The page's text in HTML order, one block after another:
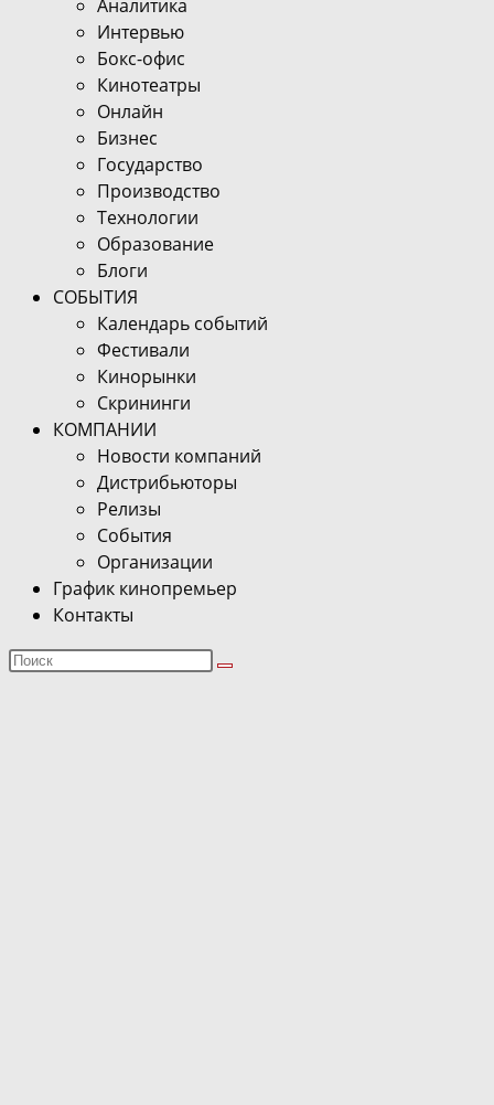
Аналитика
Интервью
Бокс-офис
Кинотеатры
Онлайн
Бизнес
Государство
Производство
Технологии
Образование
Блоги
СОБЫТИЯ
Календарь событий
Фестивали
Кинорынки
Скрининги
КОМПАНИИ
Новости компаний
Дистрибьюторы
Релизы
События
Организации
График кинопремьер
Контакты
Поиск